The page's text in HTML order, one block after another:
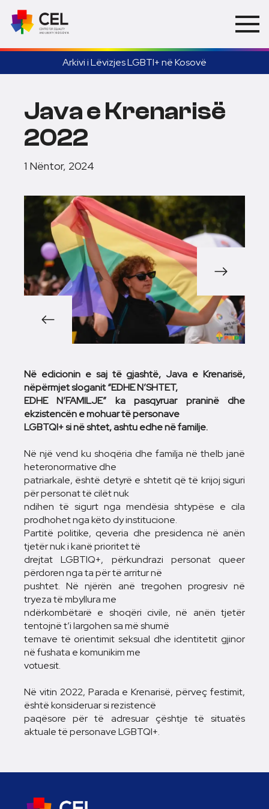
Arkivi i Lëvizjes LGBTI+ në Kosovë
Java e Krenarisë
2022
1 Nëntor, 2024
1/5
Në edicionin e saj të gjashtë, Java e Krenarisë,
nëpërmjet sloganit “EDHE N’SHTET,
EDHE N’FAMILJE” ka pasqyruar praninë dhe
ekzistencën e mohuar të personave
LGBTQI+ si në shtet, ashtu edhe në familje.
Në një vend ku shoqëria dhe familja në thelb janë
heteronormative dhe
patriarkale, është detyrë e shtetit që të krijoj siguri
për personat të cilët nuk
ndihen të sigurt nga mendësia shtypëse e cila
prodhohet nga këto dy institucione.
Partitë politike, qeveria dhe presidenca në anën
tjetër nuk i kanë prioritet të
drejtat LGBTIQ+, përkundrazi personat queer
përdoren nga ta për të arritur në
pushtet. Në njërën anë tregohen progresiv në
tryeza të mbyllura me
ndërkombëtarë e shoqëri civile, në anën tjetër
tentojnë t’i largohen sa më shumë
temave të orientimit seksual dhe identitetit gjinor
në fushata e komunikim me
votuesit.
Në vitin 2022, Parada e Krenarisë, përveç festimit,
është konsideruar si rezistencë
paqësore për të adresuar çështje të situatës
aktuale të personave LGBTQI+.